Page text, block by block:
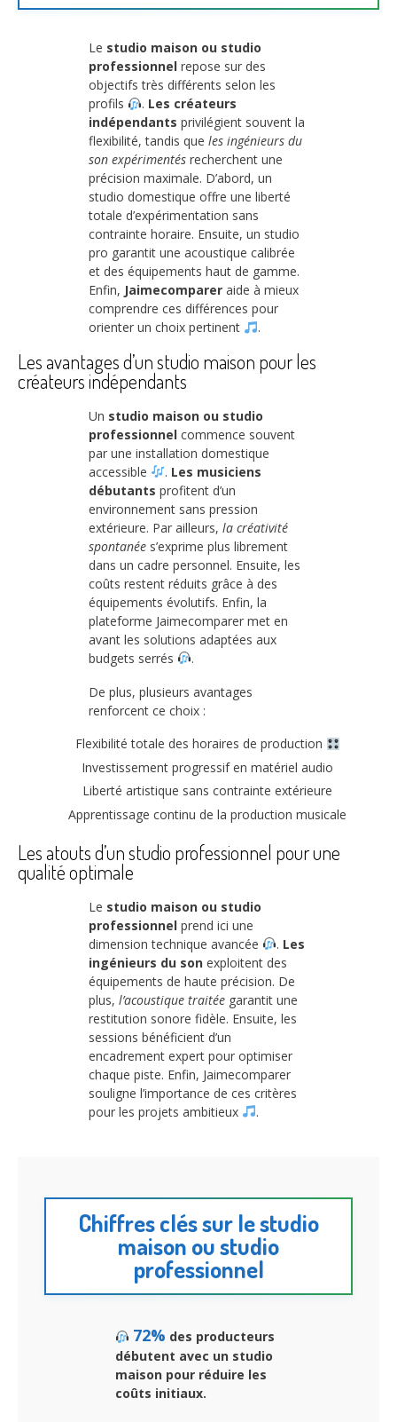
Le studio maison ou studio
professionnel repose sur des
objectifs très différents selon les
profils
. Les créateurs
indépendants privilégient souvent la
flexibilité, tandis que les ingénieurs du
son expérimentés recherchent une
précision maximale. D’abord, un
studio domestique offre une liberté
totale d’expérimentation sans
contrainte horaire. Ensuite, un studio
pro garantit une acoustique calibrée
et des équipements haut de gamme.
Enfin, Jaimecomparer aide à mieux
comprendre ces différences pour
orienter un choix pertinent
.
Les avantages d’un studio maison pour les
créateurs indépendants
Un studio maison ou studio
professionnel commence souvent
par une installation domestique
accessible
. Les musiciens
débutants profitent d’un
environnement sans pression
extérieure. Par ailleurs, la créativité
spontanée s’exprime plus librement
dans un cadre personnel. Ensuite, les
coûts restent réduits grâce à des
équipements évolutifs. Enfin, la
plateforme Jaimecomparer met en
avant les solutions adaptées aux
budgets serrés
.
De plus, plusieurs avantages
renforcent ce choix :
Flexibilité totale des horaires de production
Investissement progressif en matériel audio
Liberté artistique sans contrainte extérieure
Apprentissage continu de la production musicale
Les atouts d’un studio professionnel pour une
qualité optimale
Le studio maison ou studio
professionnel prend ici une
dimension technique avancée
. Les
ingénieurs du son exploitent des
équipements de haute précision. De
plus, l’acoustique traitée garantit une
restitution sonore fidèle. Ensuite, les
sessions bénéficient d’un
encadrement expert pour optimiser
chaque piste. Enfin, Jaimecomparer
souligne l’importance de ces critères
pour les projets ambitieux
.
Chiffres clés sur le studio
maison ou studio
professionnel
72% des producteurs
débutent avec un studio
maison pour réduire les
coûts initiaux.